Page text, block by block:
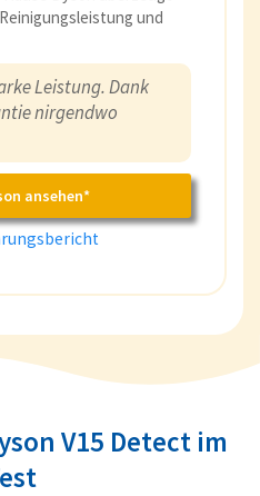
und
Leistung. Dank
nirgendwo
ansehen*
V15 Detect im